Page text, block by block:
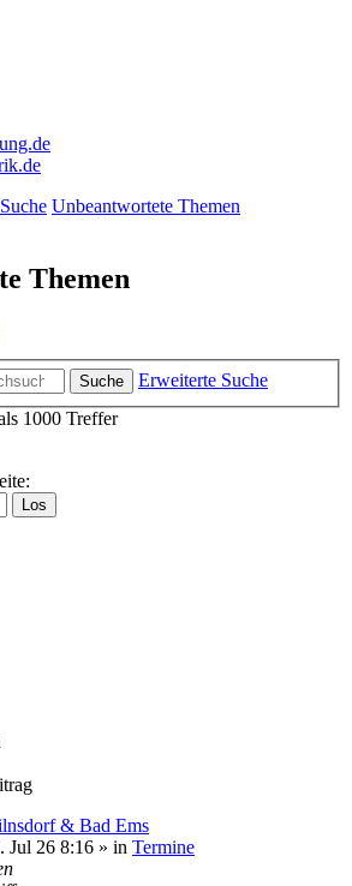
Suche Unbeantwortete Themen
Themen
Suche
Erweiterte Suche
1000 Treffer
& Bad Ems
Jul 26 8:16 » in Termine